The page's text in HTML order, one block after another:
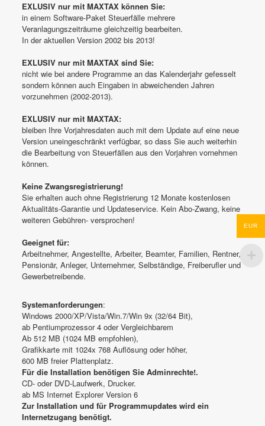
EXLUSIV nur mit MAXTAX können Sie:
in einem Software-Paket Steuerfälle mehrere
Veranlagungszeiträume gleichzeitig bearbeiten.
In der aktuellen Version 2002 bis 2013!
EXLUSIV nur mit MAXTAX sind Sie:
nicht wie bei andere Programme an das Kalenderjahr gefesselt
sondern können auch Eingaben in abweichenden Jahren
vorzunehmen (2002-2013).
EXLUSIV nur mit MAXTAX:
bleiben Ihre Vorjahresdaten auch mit dem Update auf eine neue
Version uneingeschränkt verfügbar, so dass Sie auch weiterhin
die Bearbeitung von Steuerfällen aus den Vorjahren vornehmen
können.
Keine Zwangsregistrierung!
Sie erhalten auch ohne Registrierung 12 Monate kostenlosen
Aktualitäts-Garantie und Updateservice. Kein Abo-Zwang, keine
weiteren Gebühren- versprochen!
Geeignet für:
Arbeitnehmer, Angestellte, Arbeiter, Beamter, Familien, Rentner,
Pensionär, Anleger, Unternehmer, Selbständige, Freiberufler und
Gewerbetreibende.
Systemanforderungen:
Windows 2000/XP/Vista/Win.7/Win 9x (32/64 Bit),
ab Pentiumprozessor 4 oder Vergleichbarem
Ab 512 MB (1024 MB empfohlen),
Grafikkarte mit 1024x 768 Auflösung oder höher,
600 MB freier Plattenplatz.
Für die Installation benötigen Sie Adminrechte!.
CD- oder DVD-Laufwerk, Drucker.
ab MS Internet Explorer Version 6
Zur Installation und für Programmupdates wird ein
Internetzugang benötigt.
EUR